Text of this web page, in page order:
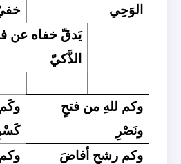
الوَحِي
يَدقّ خفاه عن
الذَّكيّ
وكم للهِ من فتحٍ
ونَصْرِ
وكم رشحٍ أفاضَ